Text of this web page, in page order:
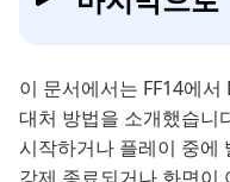
이 문서에서는 FF14에
대처 방법을 소개했습니
시작하거나 플레이 중에